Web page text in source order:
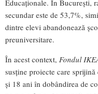
Educaționale. În București,
secundar este de 53,7%,
dintre elevi abandonează
preuniversitare.
În acest context, Fondul
susține proiecte care
și 18 ani în dobândirea de